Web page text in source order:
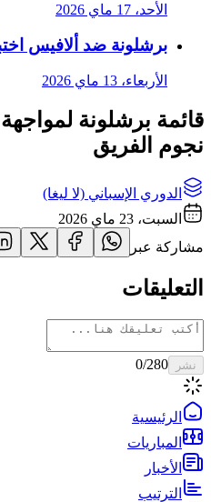
الأحد، 17 ماي 2026
برشلونة ضد ألافيس
الأربعاء، 13 ماي 2026
قائمة برشلونة
نجوم الفريق
الدوري الإسباني (لا ليغا)
السبت، 23 ماي 2026
مشاركة عبر
التعليقات
نشر 0/280
الرئيسية
المباريات
الأخبار
الترتيب